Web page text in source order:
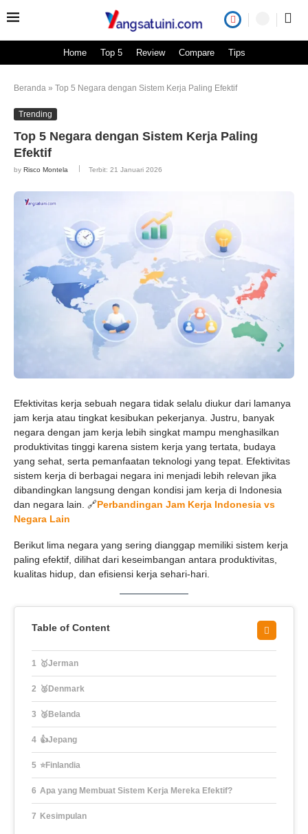
Home Top 5 Review Compare Tips
Beranda » Top 5 Negara dengan Sistem Kerja Paling Efektif
Trending
Top 5 Negara dengan Sistem Kerja Paling
Efektif
by Risco Montela Terbit: 21 Januari 2026
Efektivitas kerja sebuah negara tidak selalu diukur dari lamanya
jam kerja atau tingkat kesibukan pekerjanya. Justru, banyak
negara dengan jam kerja lebih singkat mampu menghasilkan
produktivitas tinggi karena sistem kerja yang tertata, budaya
yang sehat, serta pemanfaatan teknologi yang tepat. Efektivitas
sistem kerja di berbagai negara ini menjadi lebih relevan jika
dibandingkan langsung dengan kondisi jam kerja di Indonesia
dan negara lain. 🔗Perbandingan Jam Kerja Indonesia vs
Negara Lain
Berikut lima negara yang sering dianggap memiliki sistem kerja
paling efektif, dilihat dari keseimbangan antara produktivitas,
kualitas hidup, dan efisiensi kerja sehari-hari.
Table of Content
🥇Jerman
🥈Denmark
🥉Belanda
👍Jepang
⭐Finlandia
Apa yang Membuat Sistem Kerja Mereka Efektif?
Kesimpulan